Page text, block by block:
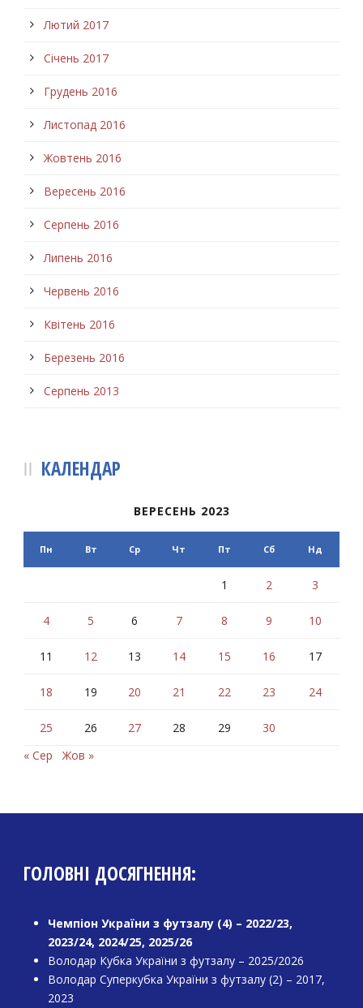
Лютий 2017
Січень 2017
Грудень 2016
Листопад 2016
Жовтень 2016
Вересень 2016
Серпень 2016
Липень 2016
Червень 2016
Квітень 2016
Березень 2016
Серпень 2013
КАЛЕНДАР
ВЕРЕСЕНЬ 2023
Пн Вт Ср Чт Пт Сб Нд
1 2 3
4 5 6 7 8 9 10
11 12 13 14 15 16 17
18 19 20 21 22 23 24
25 26 27 28 29
30
« Сер
Жов »
ГОЛОВНІ ДОСЯГНЕННЯ:
Чемпіон України з футзалу (4) – 2022/23,
2023/24, 2024/25, 2025/26
Володар Кубка України з футзалу – 2025/2026
Володар Суперкубка України з футзалу (2) – 2017,
2023